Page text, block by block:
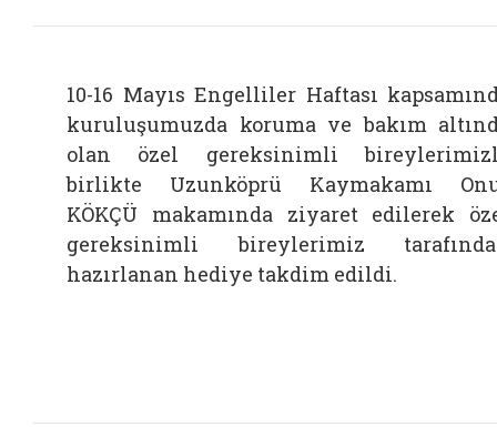
10-16 Mayıs Engelliler Haftası
kuruluşumuzda koruma ve bakım
olan özel gereksinimli
birlikte Uzunköprü Kaymakamı
KÖKÇÜ makamında ziyaret edilerek
gereksinimli bireylerimiz
hazırlanan hediye takdim edildi.